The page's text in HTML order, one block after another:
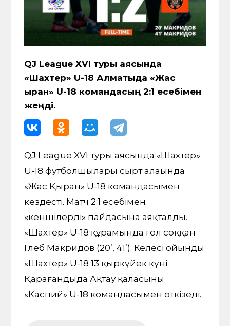
QJ League XVI туры аясында
«Шахтер» U-18 Алматыда «Жас
Қыран» U-18 командасың 2:1 есебімен
жеңді.
QJ League XVI туры аясында «Шахтер»
U-18 футболшылары сырт алаңында
«Жас Қыран» U-18 командасымен
кездесті. Матч 2:1 есебімен
«кеншілердің» пайдасына аяқталды.
«Шахтер» U-18 құрамында гол соққан
Глеб Макридов (20’, 41’). Келесі ойынды
«Шахтер» U-18 13 қыркүйек күні
Қарағандыда Ақтау қаласының
«Каспий» U-18 командасымен өткізеді.